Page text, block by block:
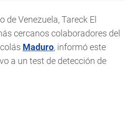
de Venezuela, Tareck El
cercanos colaboradores del
Maduro, informó este
a un test de detección de